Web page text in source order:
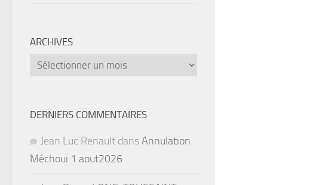
ARCHIVES
Archives
DERNIERS COMMENTAIRES
Jean Luc Renault dansAnnulation
Méchoui 1 aout2026